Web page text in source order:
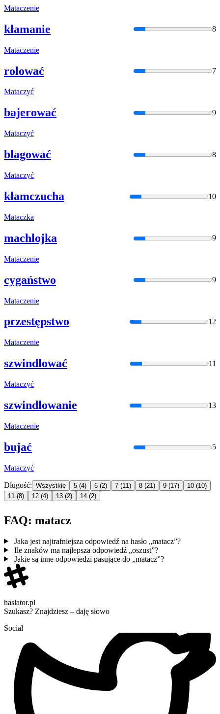
Mataczenie
kłamanie 8
Mataczenie
rolować 7
Mataczyć
bajerować 9
Mataczyć
blagować 8
Mataczyć
kłamczucha 10
Mataczka
machlojka 9
Mataczenie
cygaństwo 9
Mataczenie
przestępstwo 12
Mataczenie
szwindlować 11
Mataczyć
szwindlowanie 13
Mataczenie
bujać 5
Mataczyć
Długość: Wszystkie 5 (4) 6 (2) 7 (11) 8 (21) 9 (17) 10 (10)
11 (8) 12 (4) 13 (2) 14 (2)
FAQ: matacz
Jaka jest najtrafniejsza odpowiedź na hasło „matacz”?
Ile znaków ma najlepsza odpowiedź „oszust”?
Jakie są inne odpowiedzi pasujące do „matacz”?
haslator.pl
Szukasz? Znajdziesz – daję słowo
Social